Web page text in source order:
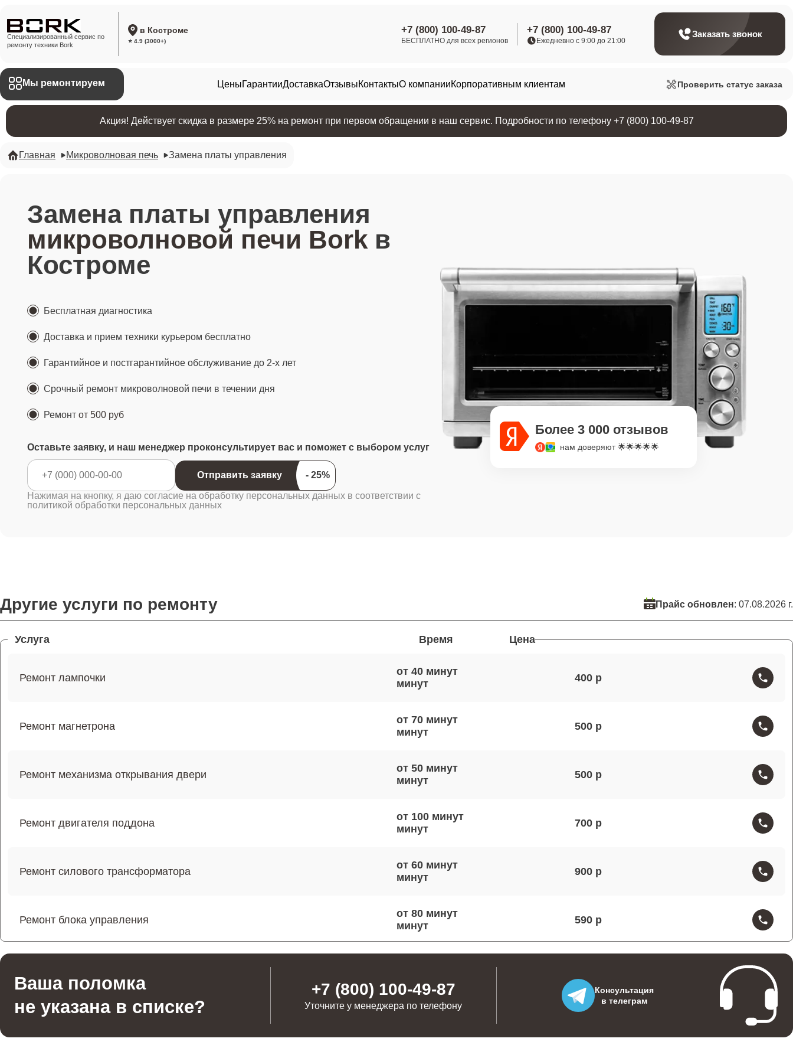
Специализированный сервис по
ремонту техники Bork
в Костроме
⭐ 4.9 (3000+)
+7 (800) 100-49-87
БЕСПЛАТНО для всех регионов
+7 (800) 100-49-87
Ежедневно с 9:00 до 21:00
Заказать звонок
Мы ремонтируем ЦеныГарантииДоставкаОтзывыКонтактыО компанииКорпоративным клиентам Проверить статус заказа
Акция! Действует скидка в размере 25% на ремонт при первом обращении в наш сервис. Подробности по телефону +7 (800) 100-49-87
Главная Микроволновая печь Замена платы управления
Замена платы управления
микроволновой печи Bork в
Костроме
Бесплатная диагностика
Доставка и прием техники курьером бесплатно
Гарантийное и постгарантийное обслуживание до 2-х лет
Срочный ремонт микроволновой печи в течении дня
Ремонт от 500 руб
Оставьте заявку, и наш менеджер проконсультирует вас и поможет с выбором услуг
Отправить заявку
Нажимая на кнопку, я даю согласие на обработку персональных данных в соответствии с
политикой обработки персональных данных
Более 3 000 отзывов
нам доверяют 🌟🌟🌟🌟🌟
Другие услуги по ремонту Прайс обновлен: 07.08.2026 г.
Услуга Время Цена
Ремонт лампочки
от 40 минут
400
Ремонт магнетрона
от 70 минут
500
Ремонт механизма открывания двери
от 50 минут
500
Ремонт двигателя поддона
от 100 минут
700
Ремонт силового трансформатора
от 60 минут
900
Ремонт блока управления
от 80 минут
590
Ремонт волновода
от 90 минут
Ваша поломка
не указана в списке?
+7 (800) 100-49-87
Уточните у менеджера по телефону
Консультация
в телеграм